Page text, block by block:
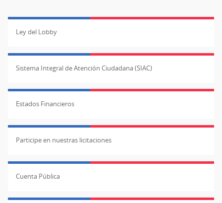
Ley del Lobby
Sistema Integral de Atención Ciudadana (SIAC)
Estados Financieros
Participe en nuestras licitaciones
Cuenta Pública